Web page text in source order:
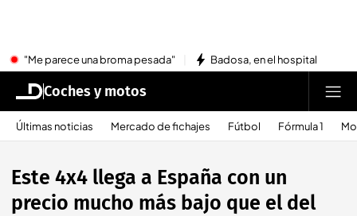
"Me parece una broma pesada" Badosa, en el hospital
Coches y motos
Últimas noticias Mercado de fichajes Fútbol Fórmula 1
Este 4x4 llega a España con un
precio mucho más bajo que el del